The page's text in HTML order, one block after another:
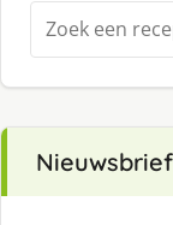
Zoeken
naar:
Nieuwsbrief